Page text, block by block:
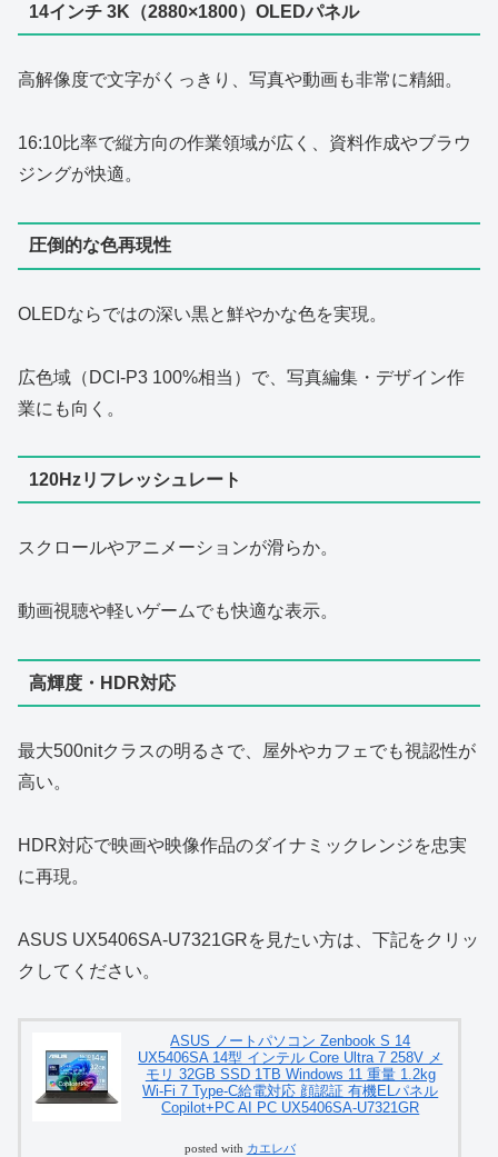
14インチ 3K（2880×1800）OLEDパネル
高解像度で文字がくっきり、写真や動画も非常に精細。
16:10比率で縦方向の作業領域が広く、資料作成やブラウ
ジングが快適。
圧倒的な色再現性
OLEDならではの深い黒と鮮やかな色を実現。
広色域（DCI‑P3 100%相当）で、写真編集・デザイン作
業にも向く。
120Hzリフレッシュレート
スクロールやアニメーションが滑らか。
動画視聴や軽いゲームでも快適な表示。
高輝度・HDR対応
最大500nitクラスの明るさで、屋外やカフェでも視認性が
高い。
HDR対応で映画や映像作品のダイナミックレンジを忠実
に再現。
ASUS UX5406SA-U7321GRを見たい方は、下記をクリッ
クしてください。
ASUS ノートパソコン Zenbook S 14
UX5406SA 14型 インテル Core Ultra 7 258V メ
モリ 32GB SSD 1TB Windows 11 重量 1.2kg
Wi-Fi 7 Type-C給電対応 顔認証 有機ELパネル
Copilot+PC AI PC UX5406SA-U7321GR
posted with カエレバ